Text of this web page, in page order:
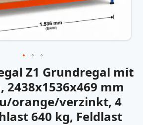
Z1 Grundregal mit
2438x1536x469 mm
orange/verzinkt, 4
640 kg, Feldlast